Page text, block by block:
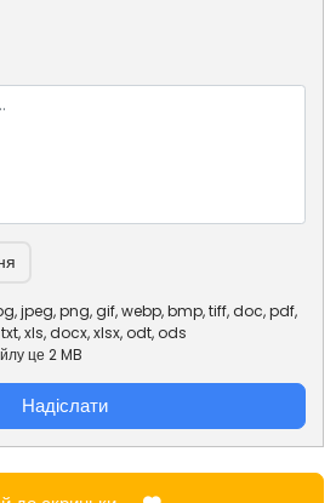
jpeg, png, gif, webp, bmp, tiff, doc, pdf,
xls, docx, xlsx, odt, ods
це 2 MB
Надіслати